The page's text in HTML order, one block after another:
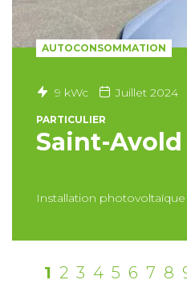
AUTOCONSOMMATION
9 kWc Juillet 2024
PARTICULIER
Saint-Avold
Installation photovoltaïque
1 2 3 4 5 6 7 8